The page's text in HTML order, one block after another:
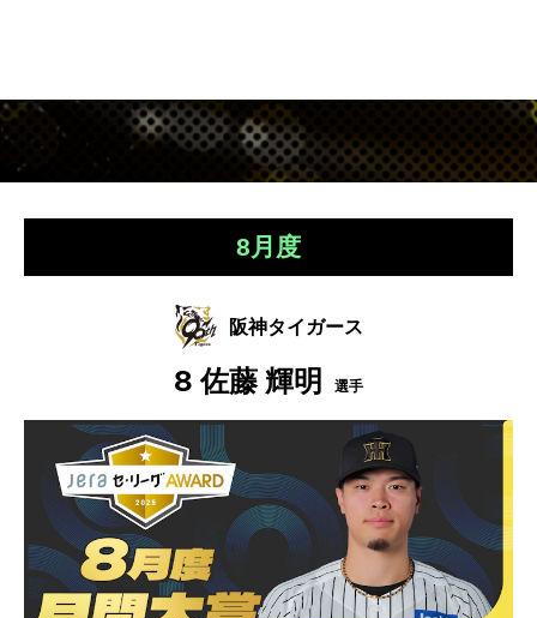
8月度
阪神タイガース
8 佐藤 輝明 選手